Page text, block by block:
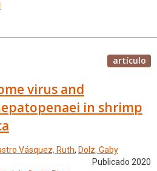
artículo
virus and
in shrimp
Vásquez, Ruth, Dolz, Gaby
Publicado 2020